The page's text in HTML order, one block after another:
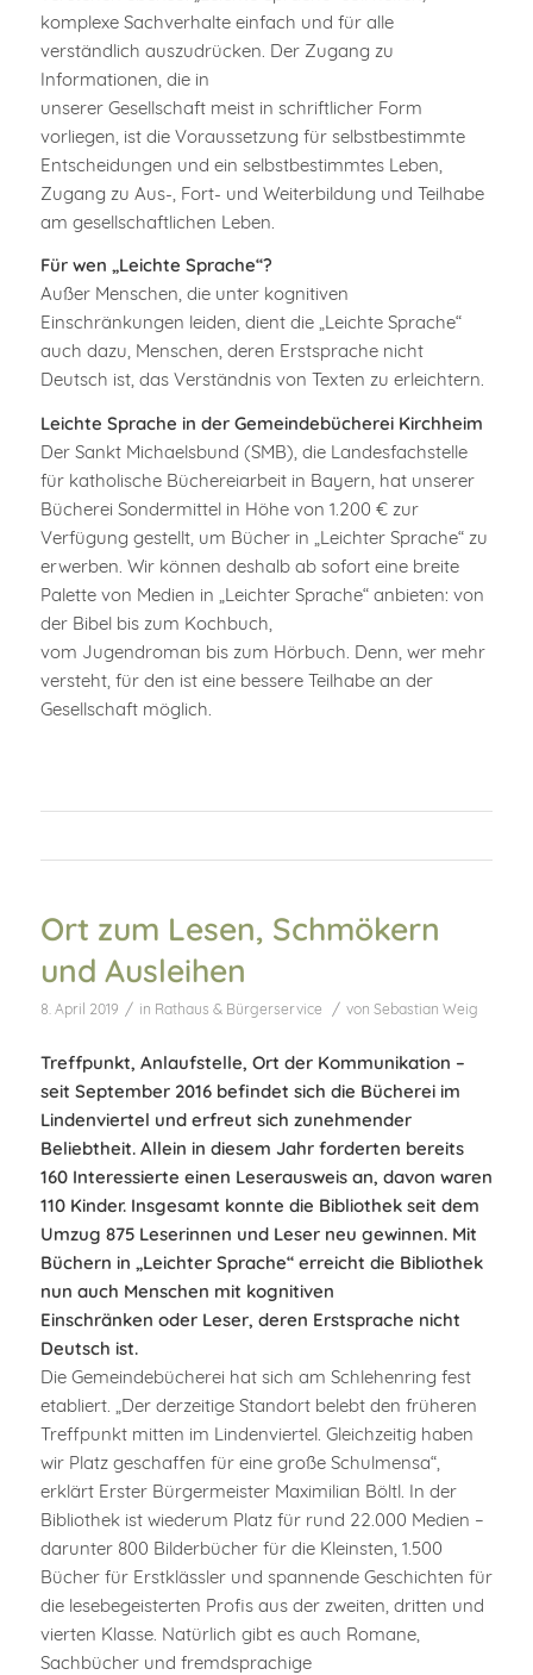
komplexe Sachverhalte einfach und für alle
verständlich auszudrücken. Der Zugang zu
Informationen, die in
unserer Gesellschaft meist in schriftlicher Form
vorliegen, ist die Voraussetzung für selbstbestimmte
Entscheidungen und ein selbstbestimmtes Leben,
Zugang zu Aus-, Fort- und Weiterbildung und Teilhabe
am gesellschaftlichen Leben.
Für wen „Leichte Sprache“?
Außer Menschen, die unter kognitiven
Einschränkungen leiden, dient die „Leichte Sprache“
auch dazu, Menschen, deren Erstsprache nicht
Deutsch ist, das Verständnis von Texten zu erleichtern.
Leichte Sprache in der Gemeindebücherei Kirchheim
Der Sankt Michaelsbund (SMB), die Landesfachstelle
für katholische Büchereiarbeit in Bayern, hat unserer
Bücherei Sondermittel in Höhe von 1.200 € zur
Verfügung gestellt, um Bücher in „Leichter Sprache“ zu
erwerben. Wir können deshalb ab sofort eine breite
Palette von Medien in „Leichter Sprache“ anbieten: von
der Bibel bis zum Kochbuch,
vom Jugendroman bis zum Hörbuch. Denn, wer mehr
versteht, für den ist eine bessere Teilhabe an der
Gesellschaft möglich.
Ort zum Lesen, Schmökern
und Ausleihen
8. April 2019 / in Rathaus & Bürgerservice / von Sebastian Weig
Treffpunkt, Anlaufstelle, Ort der Kommunikation –
seit September 2016 befindet sich die Bücherei im
Lindenviertel und erfreut sich zunehmender
Beliebtheit. Allein in diesem Jahr forderten bereits
160 Interessierte einen Leserausweis an, davon waren
110 Kinder. Insgesamt konnte die Bibliothek seit dem
Umzug 875 Leserinnen und Leser neu gewinnen. Mit
Büchern in „Leichter Sprache“ erreicht die Bibliothek
nun auch Menschen mit kognitiven
Einschränken oder Leser, deren Erstsprache nicht
Deutsch ist.
Die Gemeindebücherei hat sich am Schlehenring fest
etabliert. „Der derzeitige Standort belebt den früheren
Treffpunkt mitten im Lindenviertel. Gleichzeitig haben
wir Platz geschaffen für eine große Schulmensa“,
erklärt Erster Bürgermeister Maximilian Böltl. In der
Bibliothek ist wiederum Platz für rund 22.000 Medien –
darunter 800 Bilderbücher für die Kleinsten, 1.500
Bücher für Erstklässler und spannende Geschichten für
die lesebegeisterten Profis aus der zweiten, dritten und
vierten Klasse. Natürlich gibt es auch Romane,
Sachbücher und fremdsprachige